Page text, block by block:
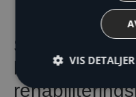
utgaver)
Skal du
kanskje starte
VIS DETALJER